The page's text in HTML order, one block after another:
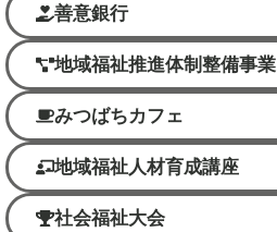
善意銀行
地域福祉推進体制整備事業
みつばちカフェ
地域福祉人材育成講座
社会福祉大会